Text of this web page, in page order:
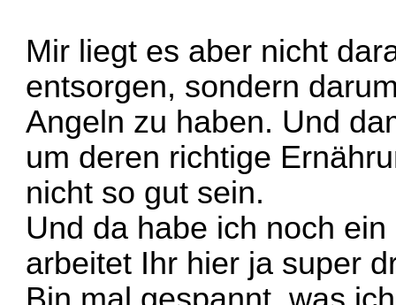
Mir liegt es aber nicht
entsorgen, sondern
Angeln zu haben. Und
um deren richtige
nicht so gut sein.
Und da habe ich noch
arbeitet Ihr hier ja super